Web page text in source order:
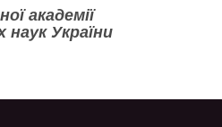
академії
наук України